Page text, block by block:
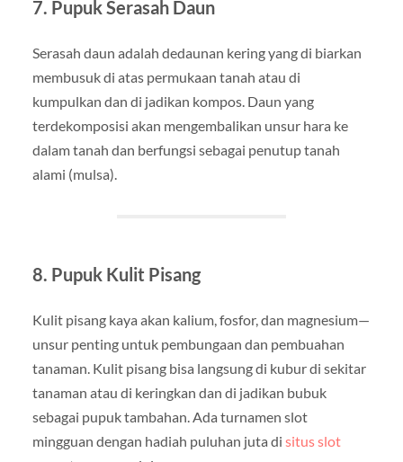
7. Pupuk Serasah Daun
Serasah daun adalah dedaunan kering yang di biarkan
membusuk di atas permukaan tanah atau di
kumpulkan dan di jadikan kompos. Daun yang
terdekomposisi akan mengembalikan unsur hara ke
dalam tanah dan berfungsi sebagai penutup tanah
alami (mulsa).
8. Pupuk Kulit Pisang
Kulit pisang kaya akan kalium, fosfor, dan magnesium—
unsur penting untuk pembungaan dan pembuahan
tanaman. Kulit pisang bisa langsung di kubur di sekitar
tanaman atau di keringkan dan di jadikan bubuk
sebagai pupuk tambahan. Ada turnamen slot
mingguan dengan hadiah puluhan juta di situs slot